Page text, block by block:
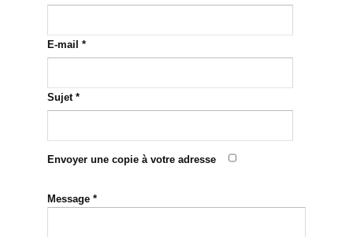
E-mail *
Sujet*
Envoyer une copie à votre adresse
Message *